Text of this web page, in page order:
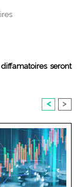
seront
< >